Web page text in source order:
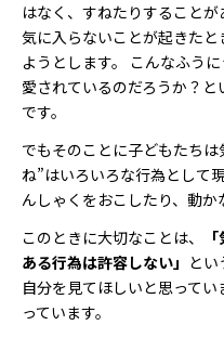
はなく、すねたりすることが
気に入らないことが起きた
ようとします。 こんなふう
愛されているのだろうか？
です。
でもそのことに子どもたち
ね”はいろいろな行為として
んしゃくをおこしたり、動か
このときに大切なことは、
ある行為は許容しない」 と
自分を見てほしいと思って
っています。